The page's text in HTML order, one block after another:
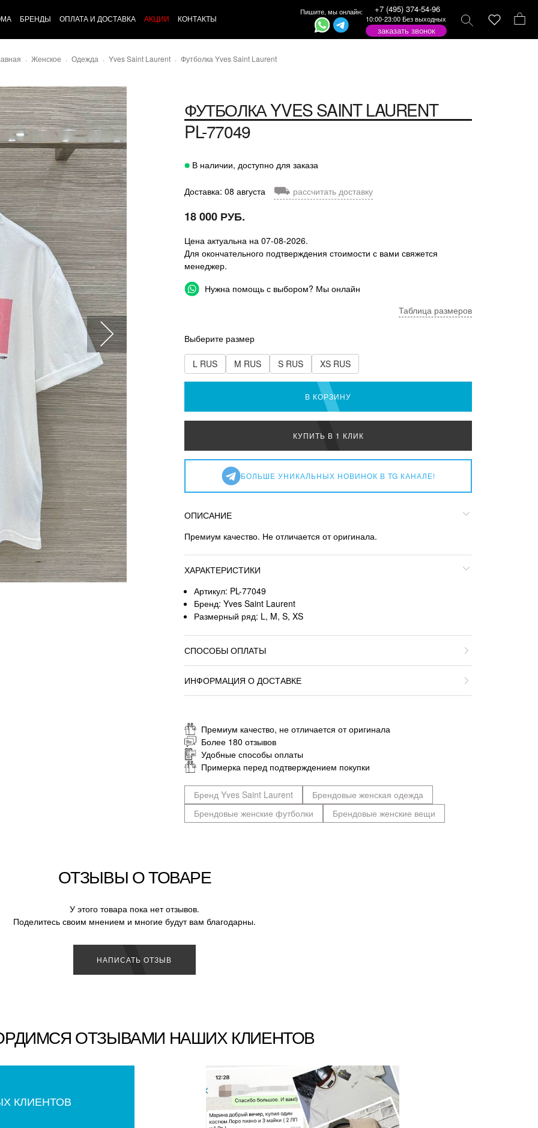
БРЕНДЫ ОПЛАТА И ДОСТАВКА АКЦИИ КОНТАКТЫ
Пишите, мы онлайн: +7 (495) 374-54-96
10:00-23:00 Без выходных
заказать звонок
Женское Одежда Yves Saint Laurent Футболка Yves Saint Laurent
ФУТБОЛКАYVES SAINT LAURENT
PL-77049
В наличии, доступно для заказа
Доставка: 08 августа ⛟ рассчитать доставку
18 000 РУБ.
Цена актуальна на 07-08-2026.
Для окончательного подтверждения стоимости с вами свяжется
менеджер.
Нужна помощь с выбором? Мы онлайн
Таблица размеров
Выберите размер
L RUS M RUS S RUS XS RUS
В КОРЗИНУ
КУПИТЬ В 1 КЛИК
БОЛЬШЕ УНИКАЛЬНЫХ НОВИНОК В TG КАНАЛЕ!
ОПИСАНИЕ
Премиум качество. Не отличается от оригинала.
ХАРАКТЕРИСТИКИ
Артикул: PL-77049
Бренд: Yves Saint Laurent
Размерный ряд: L, M, S, XS
СПОСОБЫ ОПЛАТЫ
ИНФОРМАЦИЯ О ДОСТАВКЕ
Премиум качество, не отличается от оригинала
Более 180 отзывов
Удобные способы оплаты
Примерка перед подтверждением покупки
Бренд Yves Saint Laurent
Брендовые женская одежда
Брендовые женские футболки
Брендовые женские вещи
ОТЗЫВЫ О ТОВАРЕ
У этого товара пока нет отзывов.
Поделитесь своим мнением и многие будут вам благодарны.
НАПИСАТЬ ОТЗЫВ
ОТЗЫВАМИ НАШИХ КЛИЕНТОВ
КЛИЕНТОВ